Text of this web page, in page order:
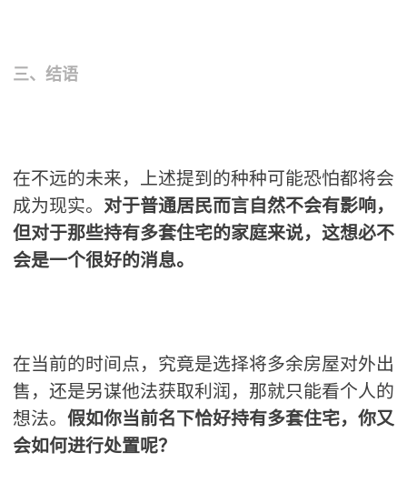
三、结语
在不远的未来，上述提到的种种可能恐怕都将会
成为现实。 对于普通居民而言自然不会有影响，
但对于那些持有多套住宅的家庭来说，这想必不
会是一个很好的消息。
在当前的时间点，究竟是选择将多余房屋对外出
售，还是另谋他法获取利润，那就只能看个人的
想法。 假如你当前名下恰好持有多套住宅，你又
会如何进行处置呢？